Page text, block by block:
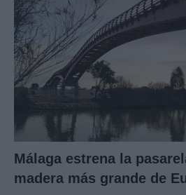
Málaga estrena la
madera más grande de